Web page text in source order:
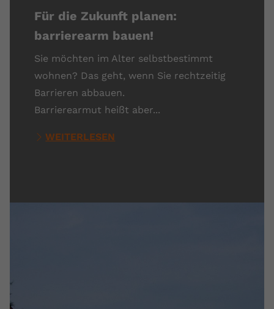
Für die Zukunft planen:
barrierearm bauen!
Sie möchten im Alter selbstbestimmt
wohnen? Das geht, wenn Sie rechtzeitig
Barrieren abbauen.
Barrierearmut heißt aber...
WEITERLESEN